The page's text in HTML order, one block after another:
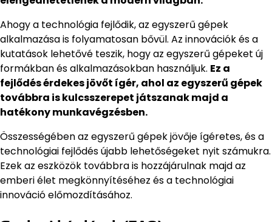
Ahogy a technológia fejlődik, az egyszerű gépek
alkalmazása is folyamatosan bővül. Az innovációk és a
kutatások lehetővé teszik, hogy az egyszerű gépeket új
formákban és alkalmazásokban használjuk. Ez a
fejlődés érdekes jövőt ígér, ahol az egyszerű gépek
továbbra is kulcsszerepet játszanak majd a
hatékony munkavégzésben.
Összességében az egyszerű gépek jövője ígéretes, és a
technológiai fejlődés újabb lehetőségeket nyit számukra.
Ezek az eszközök továbbra is hozzájárulnak majd az
emberi élet megkönnyítéséhez és a technológiai
innováció előmozdításához.